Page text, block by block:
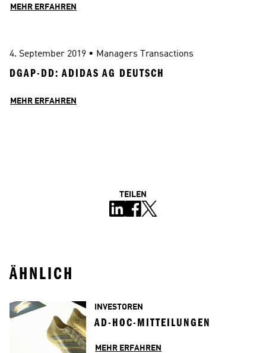
MEHR ERFAHREN
4. September 2019 • Managers Transactions
DGAP-DD: ADIDAS AG DEUTSCH
MEHR ERFAHREN
TEILEN
ÄHNLICH
INVESTOREN
AD-HOC-MITTEILUNGEN
MEHR ERFAHREN